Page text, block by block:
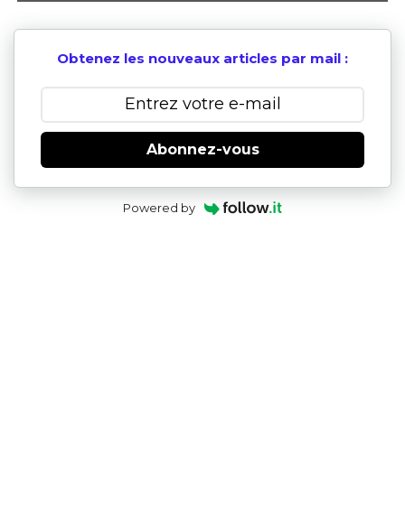
Obtenez les nouveaux articles par mail :
Abonnez-vous
Powered by